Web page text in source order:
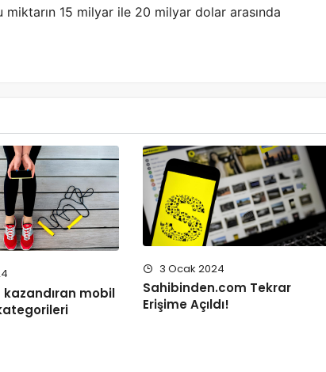
15 milyar ile 20 milyar dolar arasında
kazandıran mobil
3 Ocak 2024
Sahibinden.com Tekrar
Erişime Açıldı!